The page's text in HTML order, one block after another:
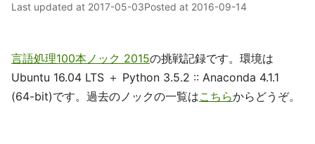
Last updated at 2017-05-03Posted at 2016-09-14
言語処理100本ノック 2015の挑戦記録です。環境は
Ubuntu 16.04 LTS ＋ Python 3.5.2 :: Anaconda 4.1.1
(64-bit)です。過去のノックの一覧はこちらからどうぞ。